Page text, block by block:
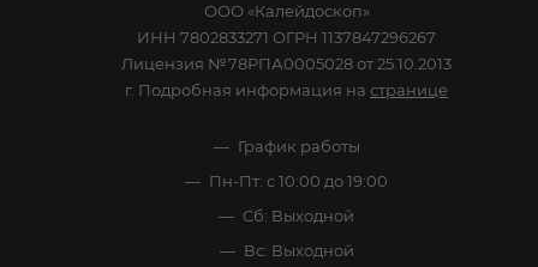
ООО «Калейдоскоп»
ИНН 7802833271 ОГРН 1137847296267
Лицензия №78РПА0005028 от 25.10.2013
г. Подробная информация на странице
График работы
Пн-Пт: с 10:00 до 19:00
Сб: Выходной
Вс: Выходной